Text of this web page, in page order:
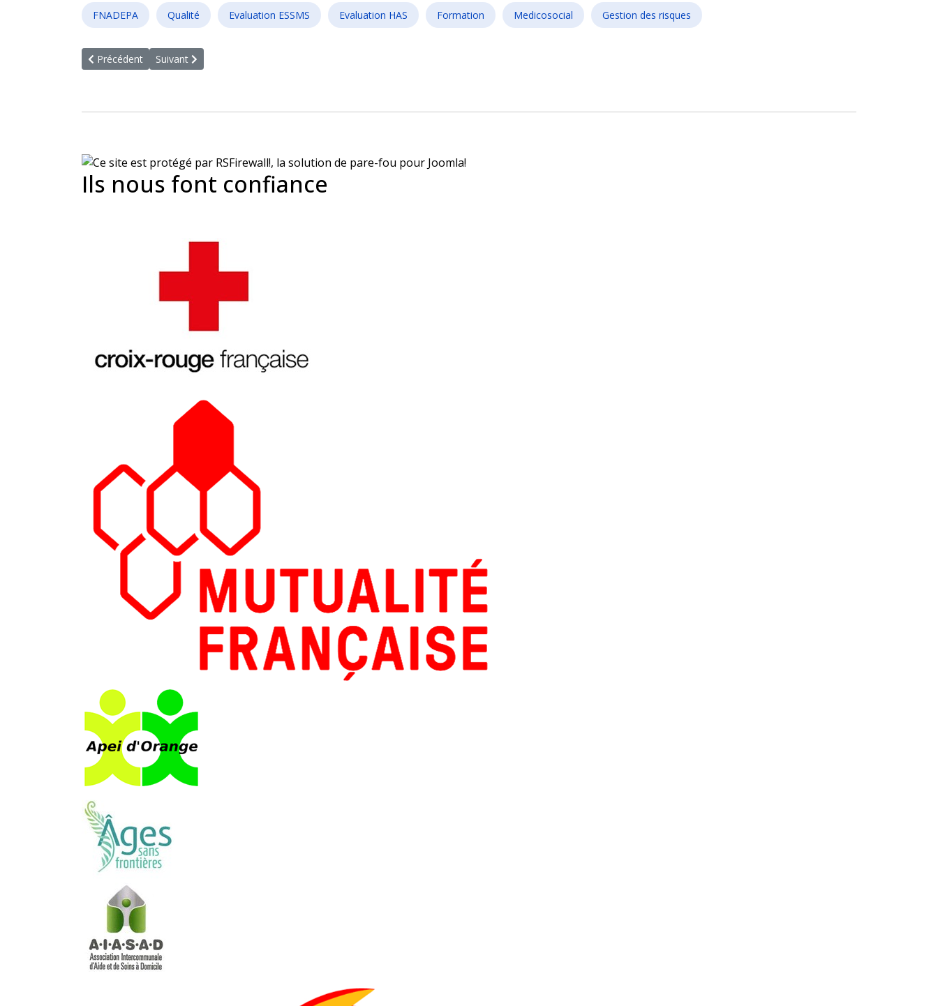
FNADEPA Qualité Evaluation ESSMS Evaluation HAS Formation Medicosocial Gestion des risques
Article précédent : Votre calendrier HAS
Précédent Article suivant : Lancement du nouveau site web
Suivant
Ils nous font confiance